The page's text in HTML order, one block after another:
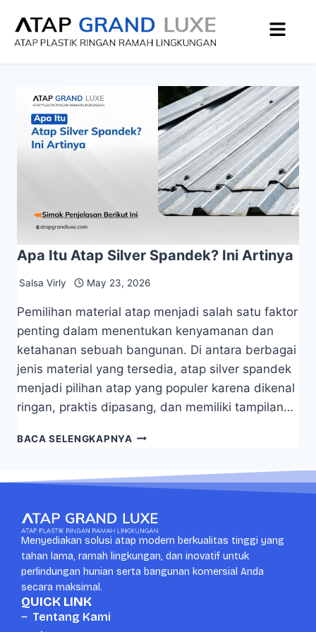
Apa Itu Atap Silver Spandek? Ini Artinya
Salsa Virly May 23, 2026
Pemilihan material atap menjadi salah satu faktor
penting dalam menentukan kenyamanan dan
ketahanan sebuah bangunan. Di antara berbagai
jenis material yang tersedia, atap silver spandek
menjadi pilihan atap yang populer karena dikenal
ringan, praktis dipasang, dan memiliki tampilan…
BACA SELENGKAPNYA
Menyediakan solusi atap modern berkualitas tinggi yang
tahan lama, ramah lingkungan, dan inovatif untuk
perlindungan hunian serta bangunan komersial Anda
secara maksimal.
QUICK LINK
Tentang Kami